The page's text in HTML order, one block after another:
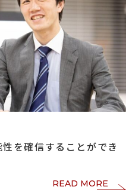
を確信することができ
READ MORE